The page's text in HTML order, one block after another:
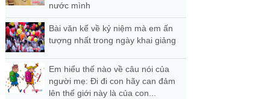
nước mình
Bài văn kể về kỷ niệm mà em ấn
tượng nhất trong ngày khai giảng
Em hiểu thế nào về câu nói của
người mẹ: Đi đi con hãy can đảm
lên thế giới này là của con...